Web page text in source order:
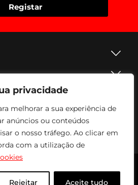
privacidade
melhorar a sua experiência de
anúncios ou conteúdos
o nosso tráfego. Ao clicar em
com a utilização de
Rejeitar Aceite tudo